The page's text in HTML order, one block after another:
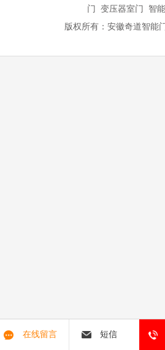
门 变压器室门 智
版权所有：安徽奇道智能
在线留言 短信